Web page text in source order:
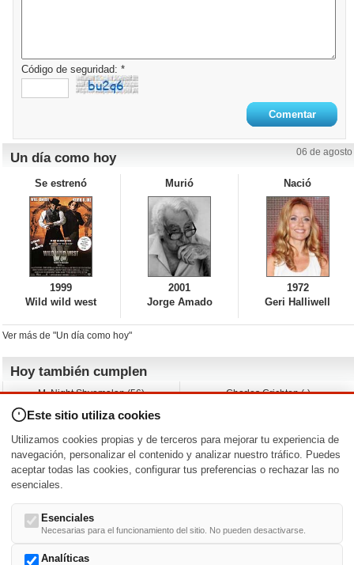
Código de seguridad: *
Un día como hoy 06 de agosto
Se estrenó
1999
Wild wild west
Murió
2001
Jorge Amado
Nació
1972
Geri Halliwell
Ver más de "Un día como hoy"
Hoy también cumplen
M. Night Shyamalan (56)
Andy Warhol (98)
Melissa George (50)
Vera Farmiga (53)
Charles Crichton (-)
Jeremy Ratchford (61)
Jason O’Mara (54)
Nacimientos y estrenos en la fecha
DD/MM /
Este sitio utiliza cookies
Utilizamos cookies propias y de terceros para mejorar tu experiencia de
navegación, personalizar el contenido y analizar nuestro tráfico. Puedes
aceptar todas las cookies, configurar tus preferencias o rechazar las no
esenciales.
Esenciales
Necesarias para el funcionamiento del sitio. No pueden desactivarse.
Analíticas